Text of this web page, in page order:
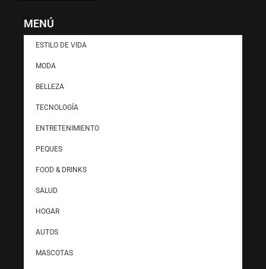
MENÚ
ESTILO DE VIDA
MODA
BELLEZA
TECNOLOGÍA
ENTRETENIMIENTO
PEQUES
FOOD & DRINKS
SALUD
HOGAR
AUTOS
MASCOTAS